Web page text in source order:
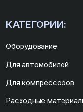
КАТЕГОРИИ:
Оборудование
Для автомобилей
Для компрессоров
Расходные